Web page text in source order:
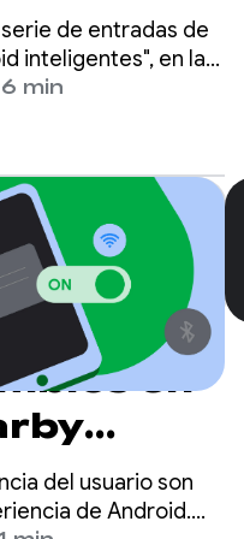
elde entradas de
inteligentes", en la
básica y la
personalizada,
En nuestra
cómo
para crear
por IA alojadas
min
en
del usuario son
de Android.